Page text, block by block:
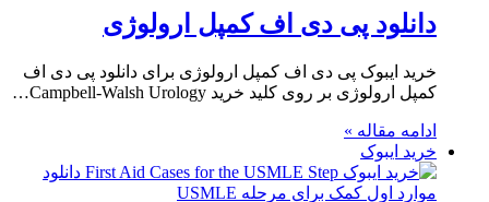
دانلود پی دی اف کمپل ارولوژی
خرید ایبوک پی دی اف کمپل ارولوژی برای دانلود پی دی اف
کمپل ارولوژی بر روی کلید خرید Campbell-Walsh Urology…
ادامه مقاله »
خرید ایبوک